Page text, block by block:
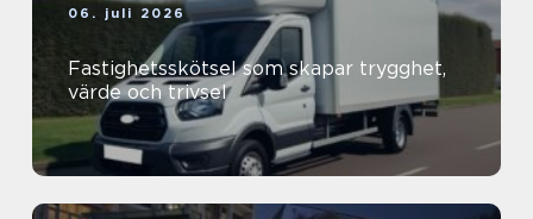
06. juli 2026
Fastighetsskötsel som skapar trygghet,
värde och trivsel